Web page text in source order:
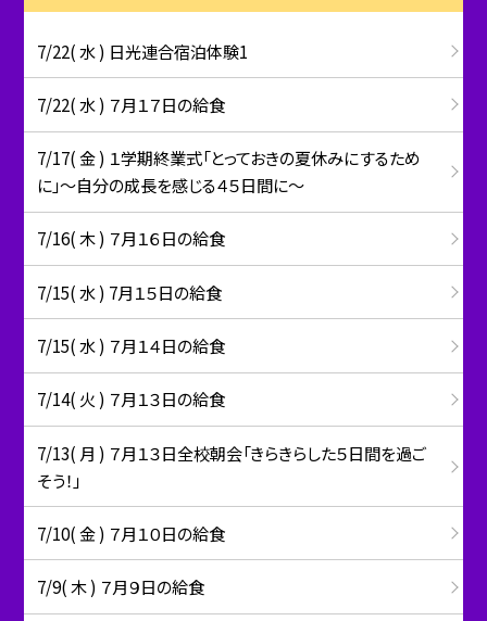
7/22( 水 ) 日光連合宿泊体験1
7/22( 水 ) ７月１７日の給食
7/17( 金 ) １学期終業式「とっておきの夏休みにするため
に」～自分の成長を感じる４５日間に～
7/16( 木 ) ７月１６日の給食
7/15( 水 ) 7月１５日の給食
7/15( 水 ) ７月１４日の給食
7/14( 火 ) ７月１３日の給食
7/13( 月 ) ７月１３日全校朝会「きらきらした５日間を過ご
そう！」
7/10( 金 ) ７月１０日の給食
7/9( 木 ) ７月９日の給食